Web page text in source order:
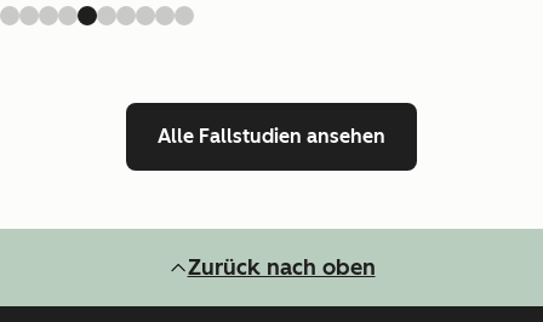
Alle Fallstudien ansehen
Zurück nach oben